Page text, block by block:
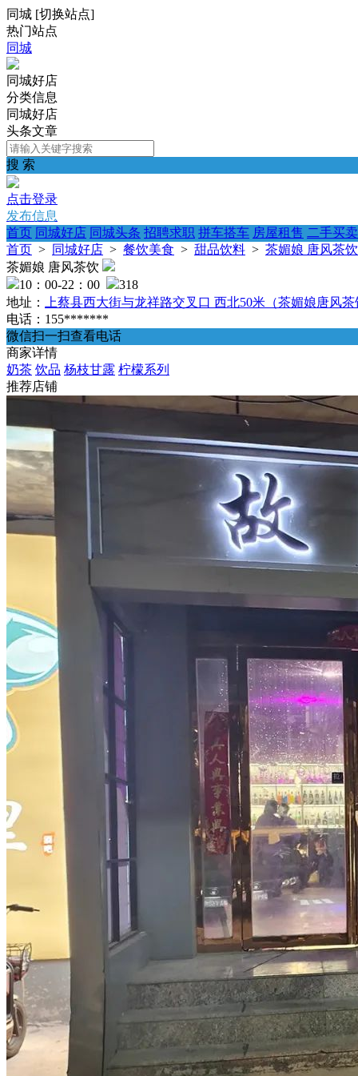
同城 [切换站点]
热门站点
同城
同城好店
分类信息
同城好店
头条文章
搜 索
点击登录
发布信息
首页 同城好店 同城头条 招聘求职 拼车搭车 房屋租售 二手买卖
首页 > 同城好店 > 餐饮美食 > 甜品饮料 > 茶媚娘 唐风茶饮
茶媚娘 唐风茶饮
10：00-22：00
318
地址：
上蔡县西大街与龙祥路交叉口 西北50米（茶媚娘唐风茶
电话：155*******
微信扫一扫查看电话
商家详情
奶茶 饮品 杨枝甘露 柠檬系列
推荐店铺